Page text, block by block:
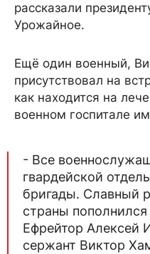
рассказали
Урожайное.
Ещё один военный,
присутствовал на
как находится на
военном госпитале
- Все
гвардейской
бригады. Славный
страны
Ефрейтор Алексей
сержант Виктор